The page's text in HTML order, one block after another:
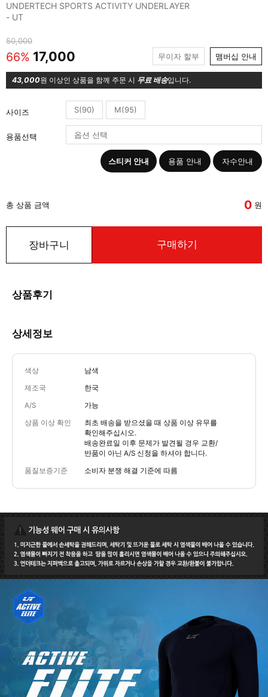
UNDERTECH SPORTS ACTIVITY UNDERLAYER
- UT
50,000
66% 17,000 무이자 할부 맴버십 안내
43,000원 이상인 상품을 함께 주문 시 무료 배송입니다.
사이즈 S(90) M(95)
용품선택
스티커 안내 용품 안내 자수안내
총 상품 금액 0 원
장바구니 구매하기
상품후기
상세정보
색상 남색
제조국 한국
A/S 가능
상품 이상 확인
최초 배송을 받으셨을 때 상품 이상 유무를
확인해주십시오.
배송완료일 이후 문제가 발견될 경우 교환/
반품이 아닌 A/S 신청을 하셔야 합니다.
품질보증기준 소비자 분쟁 해결 기준에 따름